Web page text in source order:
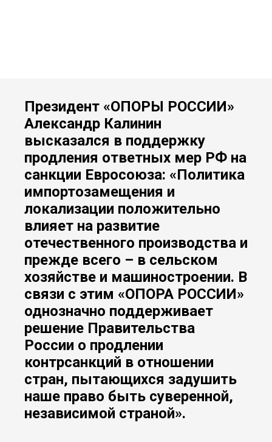
Президент «ОПОРЫ РОССИИ»
Александр Калинин
высказался в поддержку
продления ответных мер РФ на
санкции Евросоюза: «Политика
импортозамещения и
локализации положительно
влияет на развитие
отечественного производства и
прежде всего – в сельском
хозяйстве и машиностроении. В
связи с этим «ОПОРА РОССИИ»
однозначно поддерживает
решение Правительства
России о продлении
контрсанкций в отношении
стран, пытающихся задушить
наше право быть суверенной,
независимой страной».